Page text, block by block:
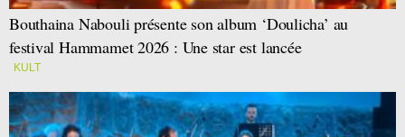
Bouthaina Nabouli présente son album ‘Doulicha’ au
festival Hammamet 2026 : Une star est lancée
KULT